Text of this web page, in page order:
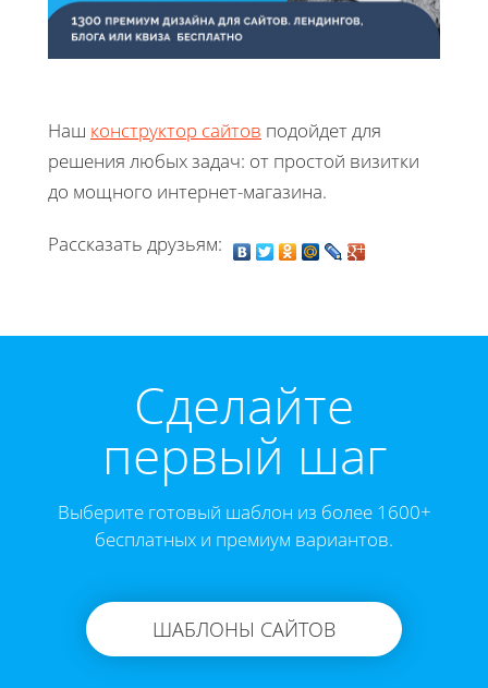
Наш конструктор сайтов подойдет для
решения любых задач: от простой визитки
до мощного интернет-магазина.
Рассказать друзьям:
Cделайте
первый шаг
Выберите готовый шаблон из более 1600+
бесплатных и премиум вариантов.
ШАБЛОНЫ САЙТОВ